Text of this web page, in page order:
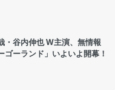
・谷内伸也 W主演、無情報
ゴーランド」いよいよ開幕！